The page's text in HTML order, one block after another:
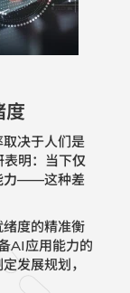
度
决于人们是
明：当下仅
——这种差
度的精准衡
AI应用能力的
发展规划，